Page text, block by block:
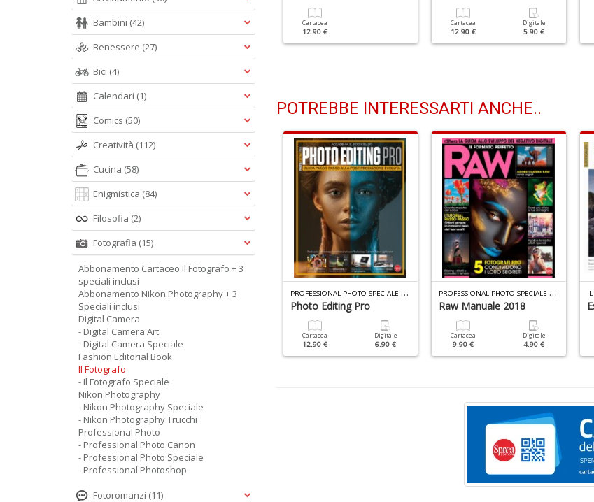
E Paesaggi Urbani
Digitale
4.90 €
Istantanee Sull'uomo E Sul
Mondo
Cartacea
9.90 €
Digitale
4.90 €
Cartacea
12.90 €
Cartacea
12.90 €
Digitale
5.90 €
POTREBBE INTERESSARTI ANCHE..
SPECIALE N.6
Digitale
6.90 €
DIGITAL CAMERA SPECIALE N.19
Cartacea
9.90 €
P
ROFESSIONAL PHOTO SPECIALE N.14
Photo Editing Pro
Cartacea
12.90 €
Digitale
6.90 €
P
ROFESSIONAL PHOTO SPECIALE N.12
Raw Manuale 2018
Cartacea
9.90 €
Digitale
4.90 €
Bambini (42)
Benessere (27)
Bici (4)
Calendari (1)
Comics (50)
Creatività (112)
Cucina (58)
Enigmistica (84)
Filosofia (2)
Fotografia (15)
Abbonamento Cartaceo Il Fotografo + 3
speciali inclusi
Abbonamento Nikon Photography + 3
Speciali inclusi
Digital Camera
- Digital Camera Art
- Digital Camera Speciale
Fashion Editorial Book
Il Fotografo
- Il Fotografo Speciale
Nikon Photography
- Nikon Photography Speciale
- Nikon Photography Trucchi
Professional Photo
- Professional Photo Canon
- Professional Photo Speciale
- Professional Photoshop
Fotoromanzi (11)